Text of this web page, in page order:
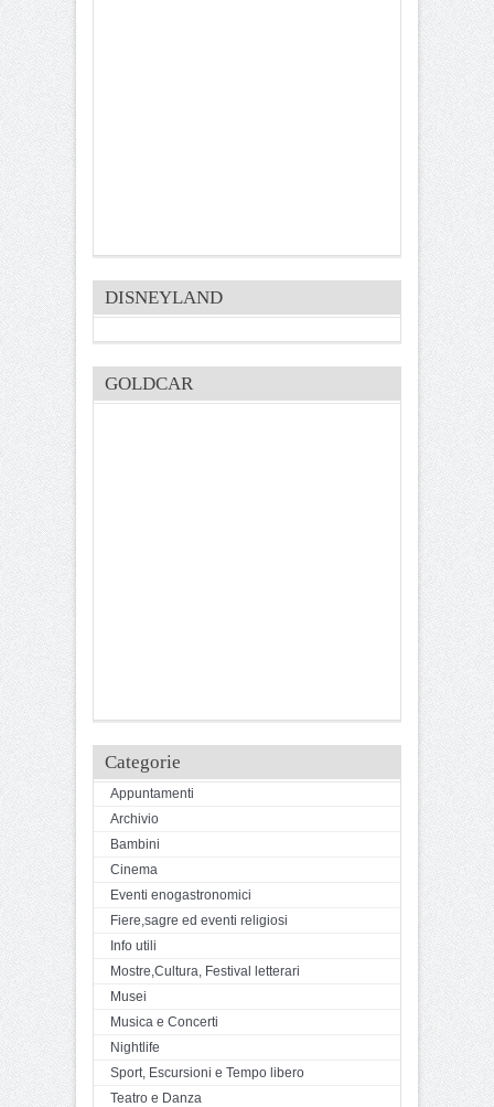
DISNEYLAND
GOLDCAR
Categorie
Appuntamenti
Archivio
Bambini
Cinema
Eventi enogastronomici
Fiere,sagre ed eventi religiosi
Info utili
Mostre,Cultura, Festival letterari
Musei
Musica e Concerti
Nightlife
Sport, Escursioni e Tempo libero
Teatro e Danza